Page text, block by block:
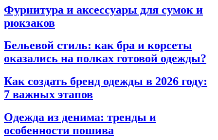
Фурнитура и аксессуары для сумок и
рюкзаков
Бельевой стиль: как бра и корсеты
оказались на полках готовой одежды?
Как создать бренд одежды в 2026 году:
7 важных этапов
Одежда из денима: тренды и
особенности пошива